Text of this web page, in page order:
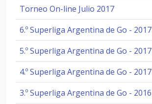
Torneo On-line Julio 2017
6.º Superliga Argentina de Go - 2017
5.º Superliga Argentina de Go - 2017
4.º Superliga Argentina de Go - 2017
3.º Superliga Argentina de Go - 2016